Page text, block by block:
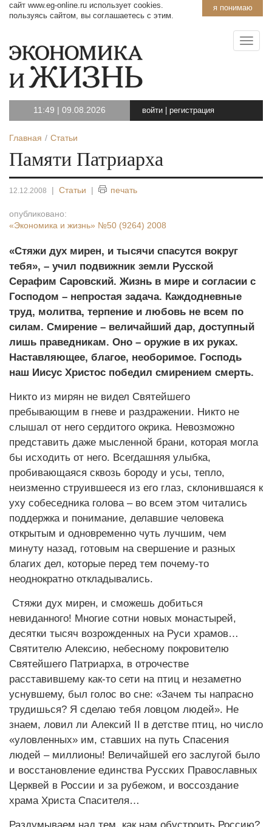
я понимаю
сайт www.eg-online.ru использует cookies.
пользуясь сайтом, вы соглашаетесь с этим.
11:49 | 09.08.2026 войти регистрация
Главная Статьи
Памяти Патриарха
12.12.2008 | Статьи | печать
опубликовано:
«Экономика и жизнь» №50 (9264) 2008
«Стяжи дух мирен, и тысячи спасутся вокруг
тебя», – учил подвижник земли Русской
Серафим Саровский. Жизнь в мире и согласии с
Господом – непростая задача. Каждодневные
труд, молитва, терпение и любовь не всем по
силам. Смирение – величайший дар, доступный
лишь праведникам. Оно – оружие в их руках.
Наставляющее, благое, необоримое. Господь
наш Иисус Христос победил смирением смерть.
Никто из мирян не видел Святейшего
пребывающим в гневе и раздражении. Никто не
слышал от него сердитого окрика. Невозможно
представить даже мысленной брани, которая могла
бы исходить от него. Всегдашняя улыбка,
пробивающаяся сквозь бороду и усы, тепло,
неизменно струившееся из его глаз, склонившаяся к
уху собеседника голова – во всем этом читались
поддержка и понимание, делавшие человека
открытым и одновременно чуть лучшим, чем
минуту назад, готовым на свершение и разных
благих дел, которые перед тем почему-то
неоднократно откладывались.
Стяжи дух мирен, и сможешь добиться
невиданного! Многие сотни новых монастырей,
десятки тысяч возрожденных на Руси храмов…
Святителю Алексию, небесному покровителю
Святейшего Патриарха, в отрочестве
расставившему как-то сети на птиц и незаметно
уснувшему, был голос во сне: «Зачем ты напрасно
трудишься? Я сделаю тебя ловцом людей». Не
знаем, ловил ли Алексий II в детстве птиц, но число
«уловленных» им, ставших на путь Спасения
людей – миллионы! Величайшей его заслугой было
и восстановление единства Русских Православных
Церквей в России и за рубежом, и воссоздание
храма Христа Спасителя…